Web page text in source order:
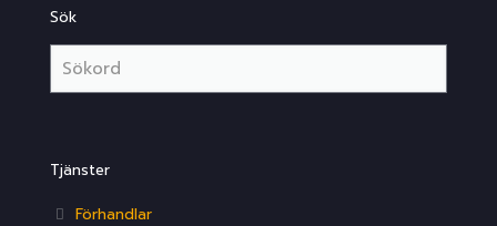
Sök
Tjänster
Förhandlar